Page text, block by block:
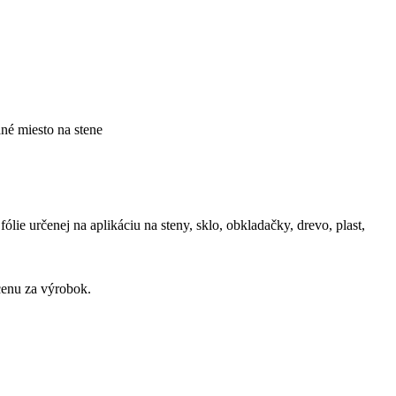
miesto na stene
určenej na aplikáciu na steny, sklo, obkladačky, drevo, plast,
za výrobok.